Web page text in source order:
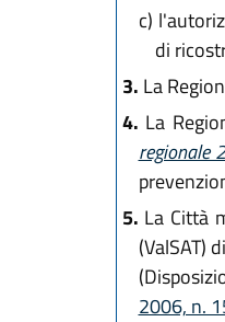
c)
di
3. La
4. La
regionale
5. La Città
(ValSAT)
2006, n.